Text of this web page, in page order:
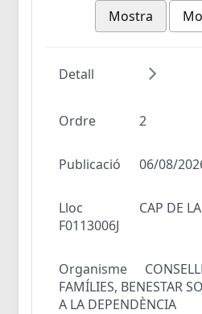
Mostra
Detall
Ordre 2
Publicació 06/08/
Lloc
CAP DE LA SECCIÓ X -
F0113006J
Organisme
FAMÍLIES, BENESTAR
A LA DEPENDÈNCIA